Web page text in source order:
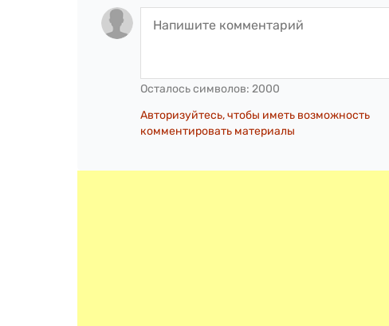
Осталось символов: 2000
Авторизуйтесь, чтобы иметь возможность
комментировать материалы